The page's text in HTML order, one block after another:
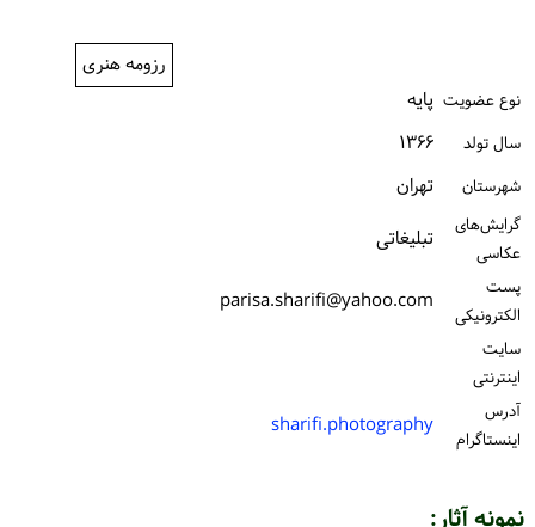
رزومه هنری
نوع عضویت پایه
سال تولد ۱۳۶۶
شهرستان تهران
گرایش‌های
عکاسی
تبلیغاتی
پست
الكترونیكی
parisa.sharifi@yahoo.com
سایت
اینترنتی
آدرس
اینستاگرام
sharifi.photography